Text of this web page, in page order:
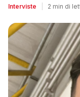
Interviste 2 min di